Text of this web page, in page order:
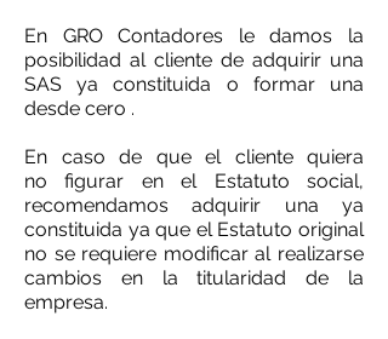
En GRO Contadores le damos la
posibilidad al cliente de adquirir una
SAS ya constituida o formar una
desde cero .
En caso de que el cliente quiera
nofigurar en el Estatuto social,
recomendamos adquirir una ya
constituida ya que el Estatuto original
no se requiere modificar al realizarse
cambios en la titularidad de la
empresa.